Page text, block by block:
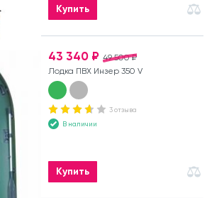
Купить
49 500 ₽
43 340 ₽
Лодка ПВХ Инзер 350 V
3 отзыва
В наличии
Купить